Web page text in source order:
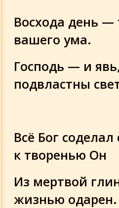
Восхода день —
вашего ума.
Господь — и
подвластны
Всё Бог
к творенью Он
Из мертвой
жизнью одарен.